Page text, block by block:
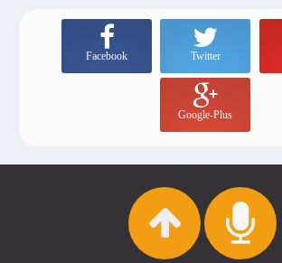
Twitter
Facebook
Google-Plus